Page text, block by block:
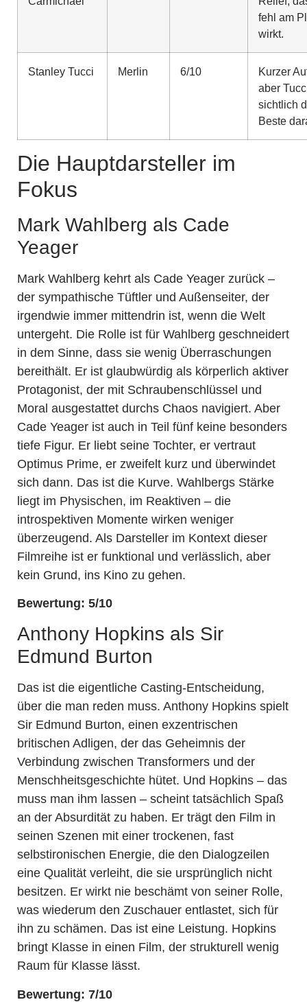
fehl am
wirkt.
Stanley Tucci Merlin 6/10
Kurzer
aber
sichtlich
Beste
Die Hauptdarsteller im
Fokus
Mark Wahlberg als Cade
Yeager
Mark Wahlberg kehrt als Cade Yeager zurück –
der sympathische Tüftler und Außenseiter, der
irgendwie immer mittendrin ist, wenn die Welt
untergeht. Die Rolle ist für Wahlberg geschneidert
in dem Sinne, dass sie wenig Überraschungen
bereithält. Er ist glaubwürdig als körperlich aktiver
Protagonist, der mit Schraubenschlüssel und
Moral ausgestattet durchs Chaos navigiert. Aber
Cade Yeager ist auch in Teil fünf keine besonders
tiefe Figur. Er liebt seine Tochter, er vertraut
Optimus Prime, er zweifelt kurz und überwindet
sich dann. Das ist die Kurve. Wahlbergs Stärke
liegt im Physischen, im Reaktiven – die
introspektiven Momente wirken weniger
überzeugend. Als Darsteller im Kontext dieser
Filmreihe ist er funktional und verlässlich, aber
kein Grund, ins Kino zu gehen.
Bewertung: 5/10
Anthony Hopkins als Sir
Edmund Burton
Das ist die eigentliche Casting-Entscheidung,
über die man reden muss. Anthony Hopkins spielt
Sir Edmund Burton, einen exzentrischen
britischen Adligen, der das Geheimnis der
Verbindung zwischen Transformers und der
Menschheitsgeschichte hütet. Und Hopkins – das
muss man ihm lassen – scheint tatsächlich Spaß
an der Absurdität zu haben. Er trägt den Film in
seinen Szenen mit einer trockenen, fast
selbstironischen Energie, die den Dialogzeilen
eine Qualität verleiht, die sie ursprünglich nicht
besitzen. Er wirkt nie beschämt von seiner Rolle,
was wiederum den Zuschauer entlastet, sich für
ihn zu schämen. Das ist eine Leistung. Hopkins
bringt Klasse in einen Film, der strukturell wenig
Raum für Klasse lässt.
Bewertung: 7/10